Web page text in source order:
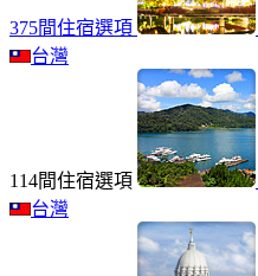
375間住宿選項
台灣
114間住宿選項
台灣